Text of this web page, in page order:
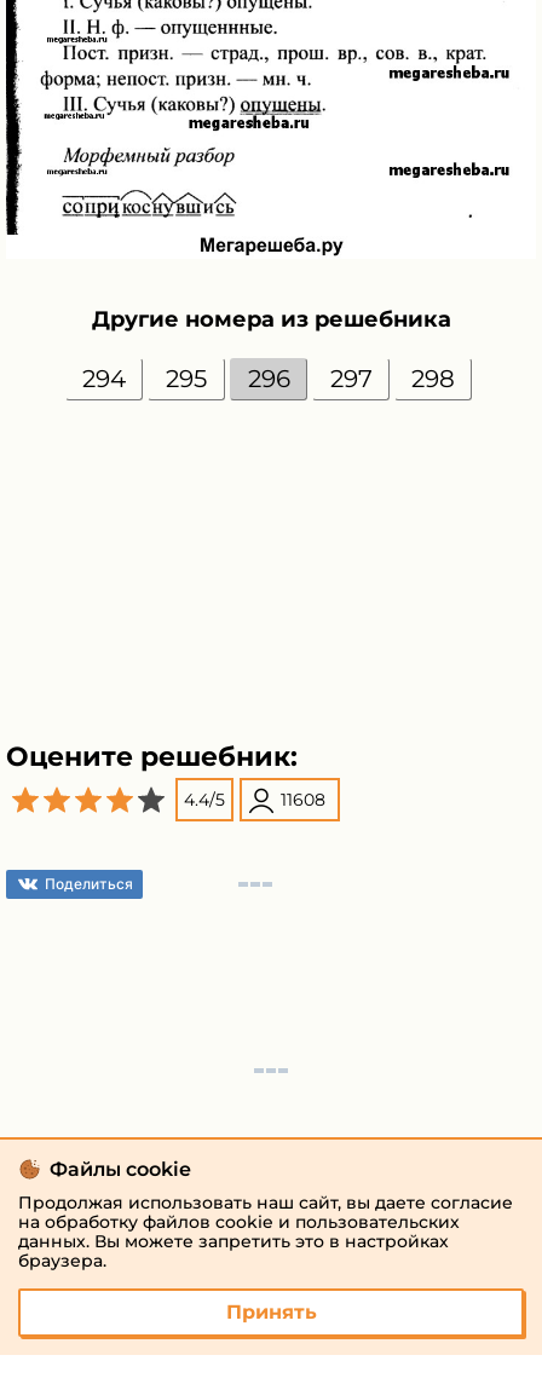
Другие номера из решебника
294 295 296 297 298
Оцените решебник:
4.4/5 11608
Поделиться
Файлы cookie
Продолжая использовать наш сайт, вы даете согласие
на обработку файлов cookie и пользовательских
данных. Вы можете запретить это в настройках
браузера.
Принять